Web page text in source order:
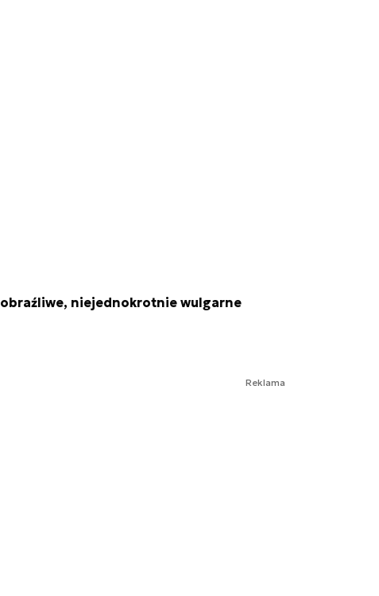
obraźliwe, niejednokrotnie wulgarne
Reklama